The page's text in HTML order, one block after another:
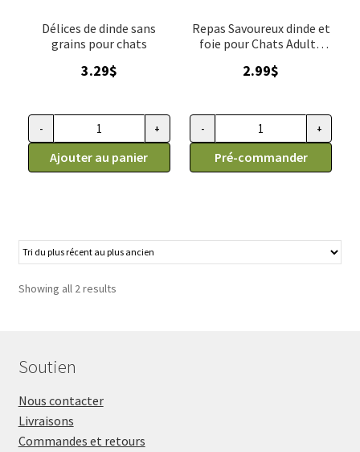
Délices de dinde sans
grains pour chats
3.29$
quantité
Pâté
adultes
à
dinde
Oven-
5
oz
- +
Ajouter au panier
Repas Savoureux dinde et
foie pour Chats Adulte
2.99$
quantité
Pochette
adultes
- +
Pré-commander
Showing all 2 results
Soutien
Nous contacter
Livraisons
Commandes et retours